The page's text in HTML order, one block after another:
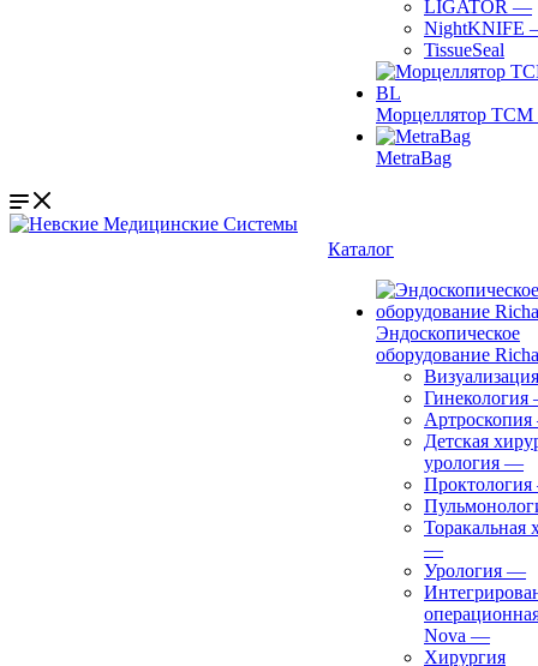
LIGATOR —
NightKNIFE
TissueSeal
Морцеллятор ТСМ
MetraBag
Каталог
Эндоскопическое
оборудование
Визуализация
Гинекология
Артроскопия
Детская
урология —
Проктология
Торакальная
—
Урология —
Nova —
Хирургия